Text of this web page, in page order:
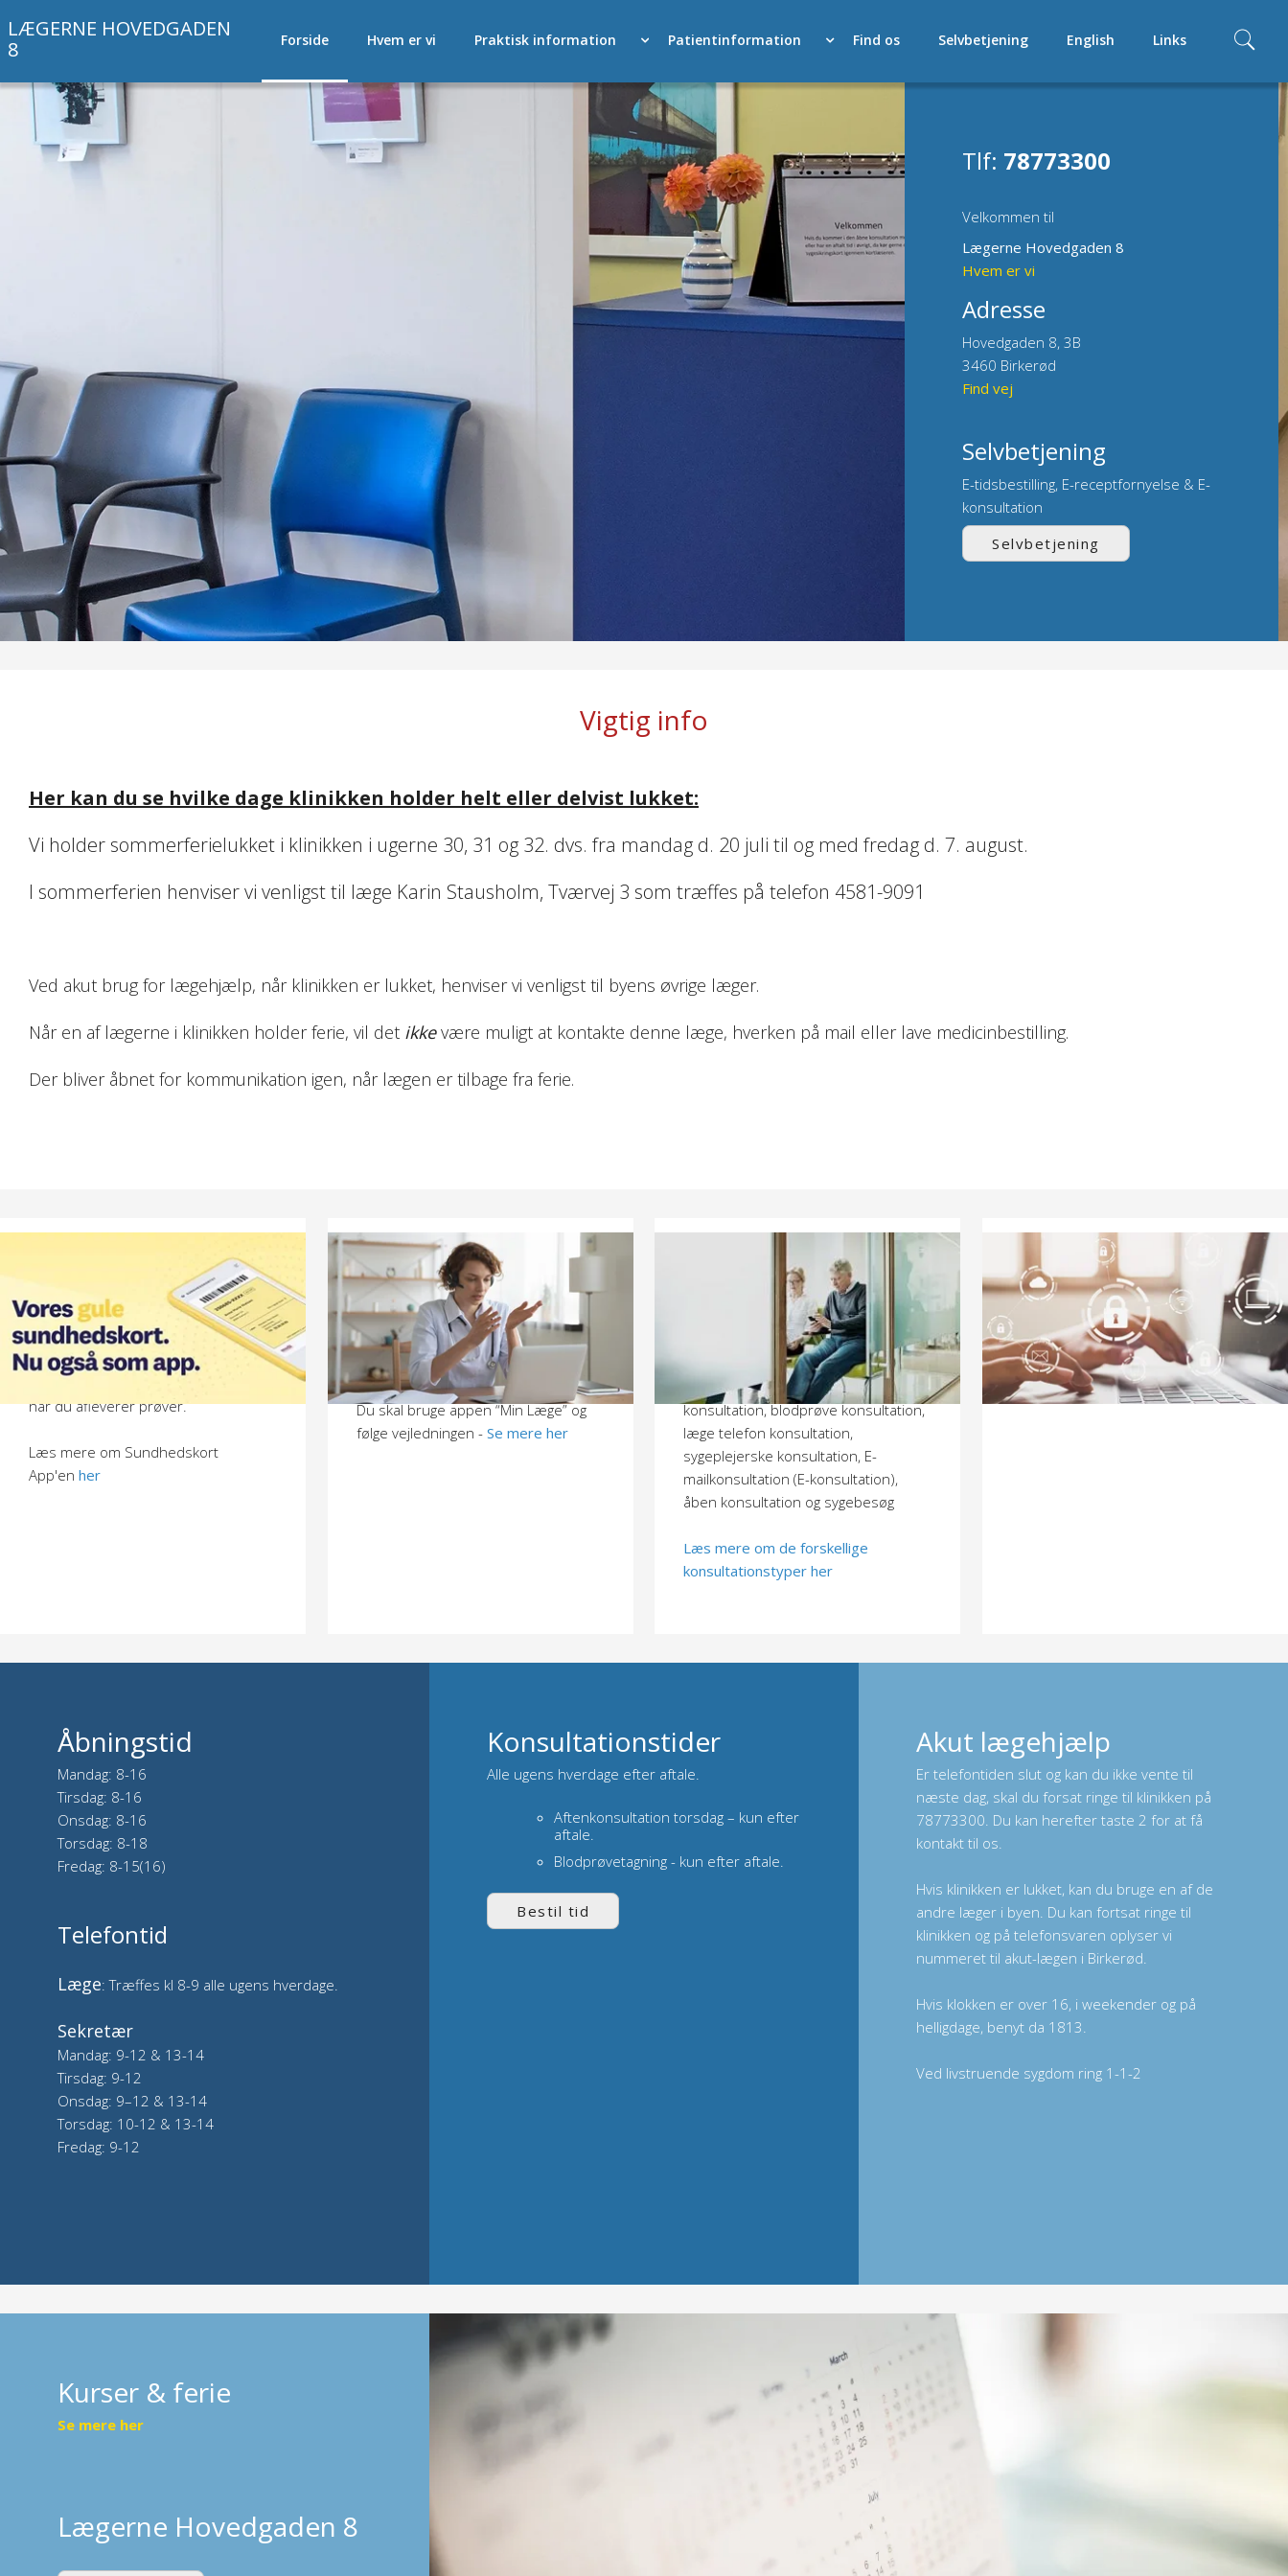
LÆGERNE HOVEDGADEN
8
Forside Hvem er vi Praktisk information Patientinformation Find os Selvbetjening English Links
Tlf: 78773300
Velkommen til
Lægerne Hovedgaden 8
Hvem er vi
Adresse
Hovedgaden 8, 3B
3460 Birkerød
Find vej
Selvbetjening
E-tidsbestilling, E-receptfornyelse & E-
konsultation
Selvbetjening
Vigtig info
Her kan du se hvilke dage klinikken holder helt eller delvist lukket:
Vi holder sommerferielukket i klinikken i ugerne 30, 31 og 32. dvs. fra mandag d. 20 juli til og med fredag d. 7. august.
I sommerferien henviser vi venligst til læge Karin Stausholm, Tværvej 3 som træffes på telefon 4581-9091
Ved akut brug for lægehjælp, når klinikken er lukket, henviser vi venligst til byens øvrige læger.
Når en af lægerne i klinikken holder ferie, vil det ikkevære muligt at kontakte denne læge, hverken på mail eller lave medicinbestilling.
Der bliver åbnet for kommunikation igen, når lægen er tilbage fra ferie.
Husk
sundhedskortet
Husk at have dit sundhedskort med,
enten fysisk eller på din mobil, også
når du afleverer prøver.
Læs mere om Sundhedskort
App'en her
Videokonsultation
Der er mulighed for videokonsultation
efter telefonisk aftale, hvis vi mener
problemstillingen er egnet til det.
Du skal bruge appen “Min Læge” og
følge vejledningen - Se mere her
Vi tilbyder
Vi kan tilbyde dig følgende
konsultationstyper: Almindelig
konsultation, akut konsultation,
aftenkonsultation, speciel
konsultation, blodprøve konsultation,
læge telefon konsultation,
sygeplejerske konsultation, E-
mailkonsultation (E-konsultation),
åben konsultation og sygebesøg
Læs mere om de forskellige
konsultationstyper her
Lukket for tilgang
Klinikken har lukket for tilgang
Åbningstid
Mandag: 8-16
Tirsdag: 8-16
Onsdag: 8-16
Torsdag: 8-18
Fredag: 8-15(16)
Telefontid
Læge: Træffes kl 8-9 alle ugens hverdage.
Sekretær
Mandag: 9-12 & 13-14
Tirsdag: 9-12
Onsdag: 9–12 & 13-14
Torsdag: 10-12 & 13-14
Fredag: 9-12
Konsultationstider
Alle ugens hverdage efter aftale.
Aftenkonsultation torsdag – kun efter
aftale.
Blodprøvetagning - kun efter aftale.
Bestil tid
Akut lægehjælp
Er telefontiden slut og kan du ikke vente til
næste dag, skal du forsat ringe til klinikken på
78773300. Du kan herefter taste 2 for at få
kontakt til os.
Hvis klinikken er lukket, kan du bruge en af de
andre læger i byen. Du kan fortsat ringe til
klinikken og på telefonsvaren oplyser vi
nummeret til akut-lægen i Birkerød.
Hvis klokken er over 16, i weekender og på
helligdage, benyt da 1813.
Ved livstruende sygdom ring 1-1-2
Kurser & ferie
Se mere her
Lægerne Hovedgaden 8